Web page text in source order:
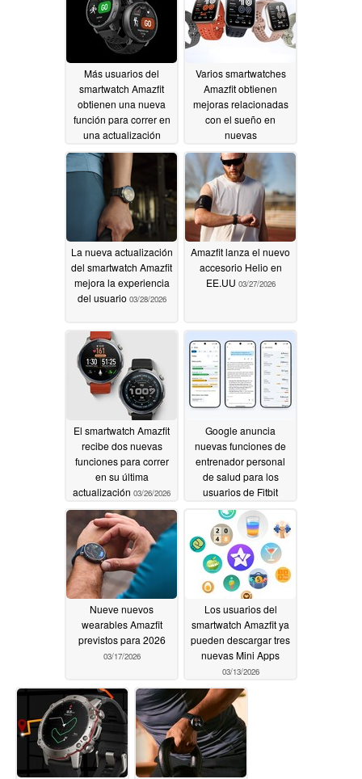
Más usuarios del
smartwatch Amazfit
obtienen una nueva
función para correr en
una actualización
04/02/2026
Varios smartwatches
Amazfit obtienen
mejoras relacionadas
con el sueño en
nuevas
actualizaciones
04/01/2026
La nueva actualización
del smartwatch Amazfit
mejora la experiencia
del usuario 03/28/2026
Amazfit lanza el nuevo
accesorio Helio en
EE.UU 03/27/2026
El smartwatch Amazfit
recibe dos nuevas
funciones para correr
en su última
actualización 03/26/2026
Google anuncia
nuevas funciones de
entrenador personal
de salud para los
usuarios de Fitbit
03/19/2026
Nueve nuevos
wearables Amazfit
previstos para 2026
03/17/2026
Los usuarios del
smartwatch Amazfit ya
pueden descargar tres
nuevas Mini Apps
03/13/2026